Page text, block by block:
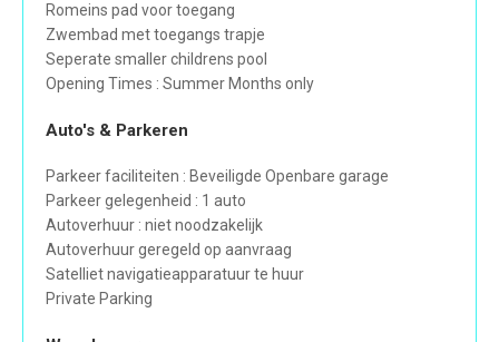
Romeins pad voor toegang
Zwembad met toegangs trapje
Seperate smaller childrens pool
Opening Times : Summer Months only
Auto's & Parkeren
Parkeer faciliteiten : Beveiligde Openbare garage
Parkeer gelegenheid : 1 auto
Autoverhuur : niet noodzakelijk
Autoverhuur geregeld op aanvraag
Satelliet navigatieapparatuur te huur
Private Parking